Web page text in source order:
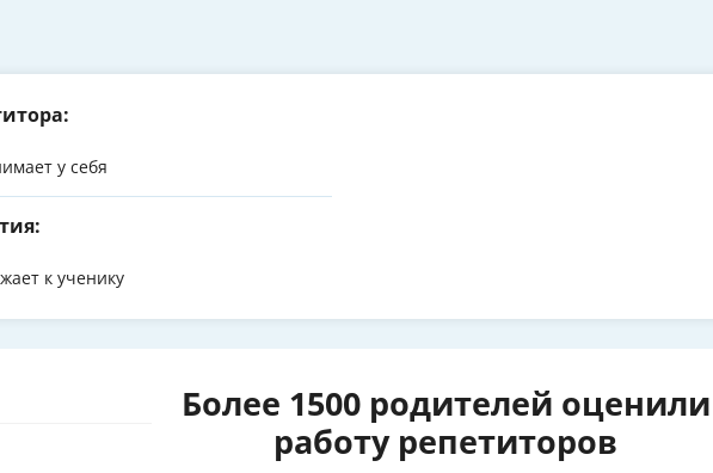
у себя
к ученику
Более 1500 родителей оценили
работу репетиторов